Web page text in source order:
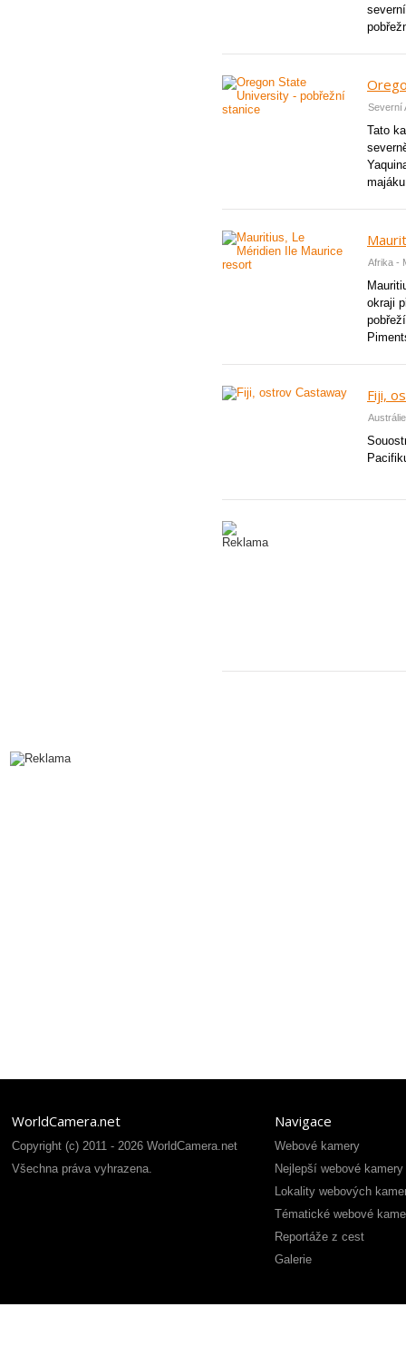
Severní
Tato
Afrika -
okraji
Fiji,
WorldCamera.net
Copyright (c) 2011 - 2026 WorldCamera.net
Všechna práva vyhrazena.
Navigace
Webové kamery
Nejlepší webové kamery
Lokality webových
Tématické webové
Reportáže z cest
Galerie